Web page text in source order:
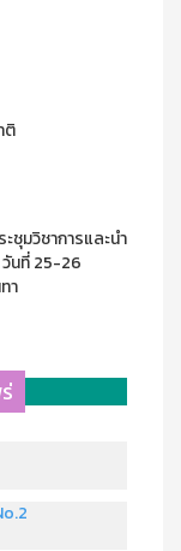
ติ
ะชุมวิชาการและนำ
วันที่ 25-26
า